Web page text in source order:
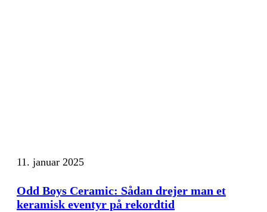
11. januar 2025
Odd Boys Ceramic: Sådan drejer man et
keramisk eventyr på rekordtid